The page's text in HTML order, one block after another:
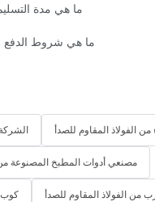
أفضل 10 شركات مصنعة لأدوات المطبخ الأصلية (OEM) والتصميم والتصنيع الأصلي (ODM) في الصين
ما هي مدة
كيفية
ما هي شروط الدفع
الفولاذ المقاوم للصدأ
مصنعي أدوات المطبخ المصنوعة من
كوب من الفولاذ المقاوم للصدأ